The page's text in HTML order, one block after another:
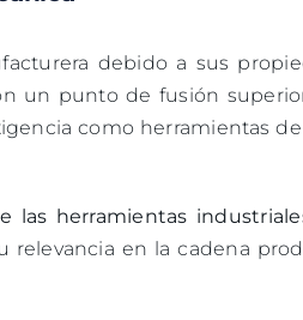
debido a sus
un punto de fusión
como herramientas
las herramientas
relevancia en la cadena